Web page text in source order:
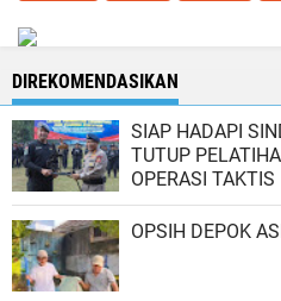
DIREKOMENDASIKAN
SIAP HADAPI
TUTUP
OPERASI TAKTIS
OPSIH DEPOK